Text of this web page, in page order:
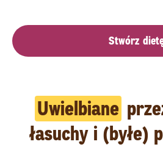
Stwórz
Uwielbiane
łasuchy i (byłe)